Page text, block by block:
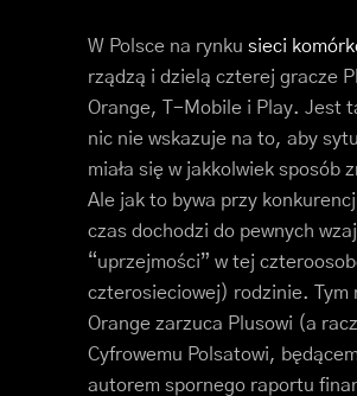
W Polsce na rynku sieci
rządzą i dzielą czterej gracze
Orange, T-Mobile i Play. Jest
nic nie wskazuje na to, aby
miała się w jakkolwiek sposób
Ale jak to bywa przy
czas dochodzi do pewnych
“uprzejmości” w tej
czterosieciowej) rodzinie. Tym
Orange zarzuca Plusowi (a
Cyfrowemu Polsatowi,
autorem spornego raportu